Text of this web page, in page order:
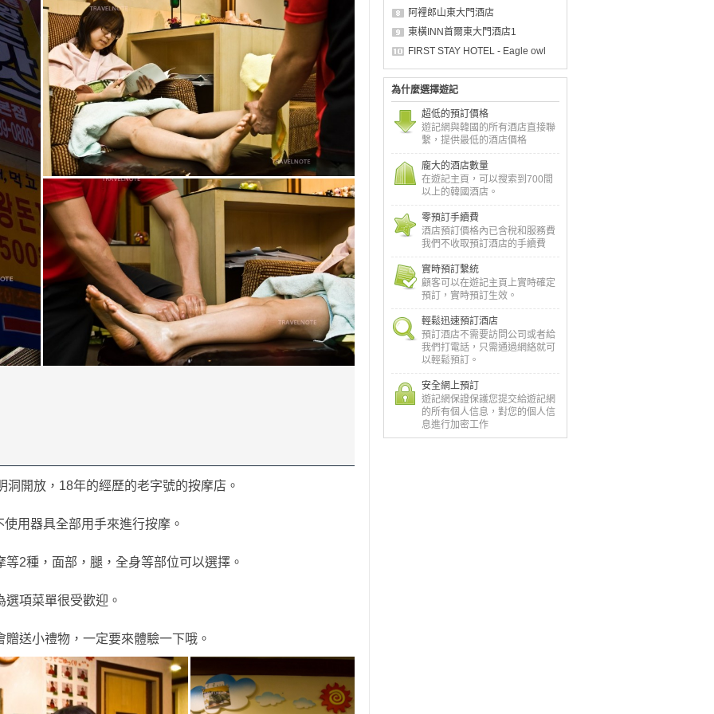
開放，18年的經歷的老字號的按摩店。
用器具全部用手來進行按摩。
2種，面部，腿，全身等部位可以選擇。
項菜單很受歡迎。
送小禮物，一定要來體驗一下哦。
阿裡郎山東大門酒店
東橫INN首爾東大門酒店1
FIRST STAY HOTEL - Eagle owl
為什麼選擇遊記
超低的預訂價格
遊記網與韓國的所有酒店直接聯
繫，提供最低的酒店價格
龐大的酒店數量
在遊記主頁，可以搜索到700間
以上的韓國酒店。
零預訂手續費
酒店預訂價格內已含稅和服務費
我們不收取預訂酒店的手續費
實時預訂繫統
顧客可以在遊記主頁上實時確定
預訂，實時預訂生效。
輕鬆迅速預訂酒店
預訂酒店不需要訪問公司或者給
我們打電話，只需通過網絡就可
以輕鬆預訂。
安全網上預訂
遊記網保證保護您提交給遊記網
的所有個人信息，對您的個人信
息進行加密工作